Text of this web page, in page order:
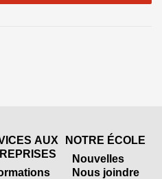
AUX
NOTRE ÉCOLE
Nouvelles
Nous joindre